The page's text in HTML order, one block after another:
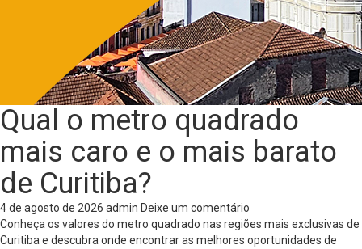
Qual o metro quadrado
mais caro e o mais barato
de Curitiba?
4 de agosto de 2026 admin Deixe um comentário
Conheça os valores do metro quadrado nas regiões mais exclusivas de
Curitiba e descubra onde encontrar as melhores oportunidades de